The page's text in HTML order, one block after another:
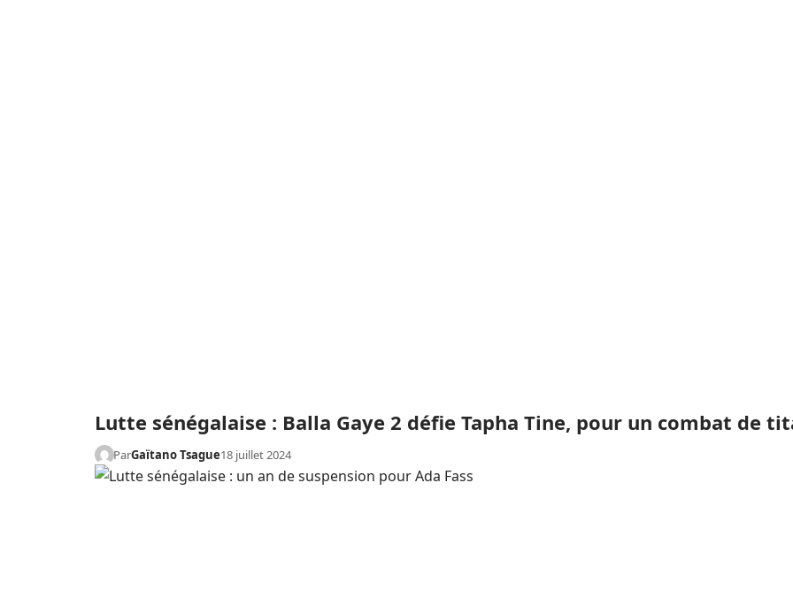
Lutte sénégalaise : Balla Gaye 2 défie Tapha Tine, pour un combat de
ParGaïtano Tsague18 juillet 2024